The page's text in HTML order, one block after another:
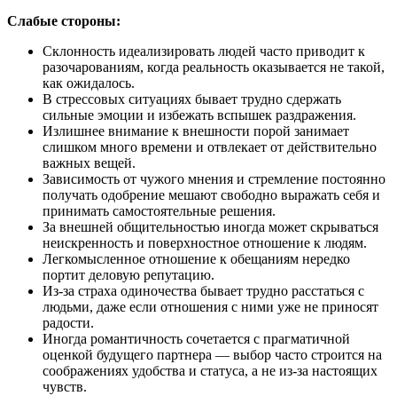
Слабые стороны:
Склонность идеализировать людей часто приводит к
разочарованиям, когда реальность оказывается не такой,
как ожидалось.
В стрессовых ситуациях бывает трудно сдержать
сильные эмоции и избежать вспышек раздражения.
Излишнее внимание к внешности порой занимает
слишком много времени и отвлекает от действительно
важных вещей.
Зависимость от чужого мнения и стремление постоянно
получать одобрение мешают свободно выражать себя и
принимать самостоятельные решения.
За внешней общительностью иногда может скрываться
неискренность и поверхностное отношение к людям.
Легкомысленное отношение к обещаниям нередко
портит деловую репутацию.
Из-за страха одиночества бывает трудно расстаться с
людьми, даже если отношения с ними уже не приносят
радости.
Иногда романтичность сочетается с прагматичной
оценкой будущего партнера — выбор часто строится на
соображениях удобства и статуса, а не из-за настоящих
чувств.